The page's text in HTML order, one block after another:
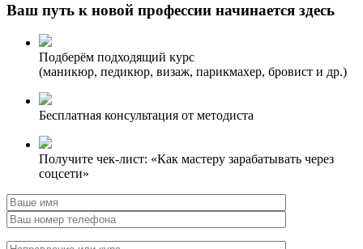
Ваш путь к новой профессии начинается здесь
Подберём подходящий курс
(маникюр, педикюр, визаж, парикмахер, бровист и др.)
Бесплатная консультация от методиста
Получите чек-лист: «Как мастеру зарабатывать через
соцсети»